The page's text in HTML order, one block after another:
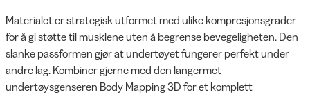
Materialet er strategisk utformet med ulike kompresjonsgrader
for å gi støtte til musklene uten å begrense bevegeligheten. Den
slanke passformen gjør at undertøyet fungerer perfekt under
andre lag. Kombiner gjerne med den langermet
undertøysgenseren Body Mapping 3D for et komplett